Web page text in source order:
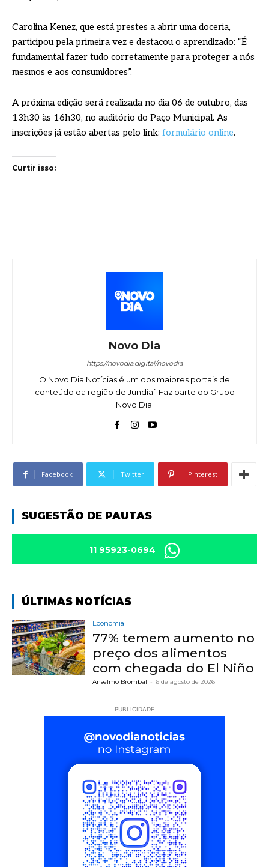
Carolina Kenez, que está prestes a abrir uma doceria,
participou pela primeira vez e destacou o aprendizado: “É
fundamental fazer tudo corretamente para proteger a nós
mesmos e aos consumidores”.
A próxima edição será realizada no dia 06 de outubro, das
13h30 às 16h30, no auditório do Paço Municipal. As
inscrições já estão abertas pelo link: formulário online.
Curtir isso:
Novo Dia
https://novodia.digital/novodia
O Novo Dia Notícias é um dos maiores portais de
conteúdo da região de Jundiaí. Faz parte do Grupo
Novo Dia.
Facebook Twitter Pinterest
SUGESTÃO DE PAUTAS
11 95923-0694
ÚLTIMAS NOTÍCIAS
Economia
77% temem aumento no
preço dos alimentos
com chegada do El Niño
Anselmo Brombal - 6 de agosto de 2026
PUBLICIDADE